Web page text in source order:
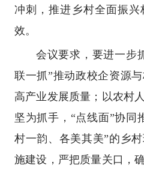
冲刺，推进乡村全面振
效。
会议要求，要进一步
联一抓”推动政校企资源
高产业发展质量；以农村
坚为抓手，“点线面”协同
村一韵、各美其美”的乡
施建设，严把质量关口，